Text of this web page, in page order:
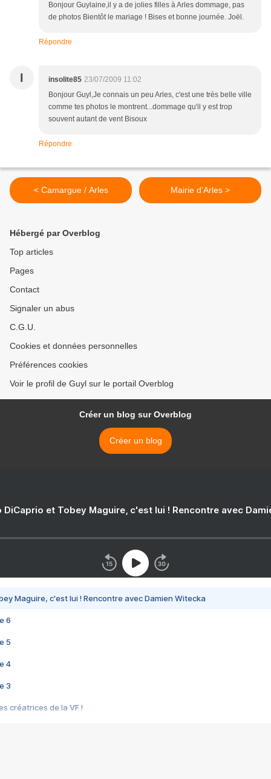
Bonjour Guylaine,il y a de jolies filles à Arles dommage, pas
de photos Bientôt le mariage ! Bises et bonne journée. Joël.
Répondre
I insolite85 23/07/2009 11:02
Bonjour Guyl,Je connais un peu Arles, c'est une très belle ville
comme tes photos le montrent...dommage qu'il y est trop
souvent autant de vent Bisoux
Répondre
< Camargue / Arles Mairie d'Arles >
Hébergé par Overblog
Top articles
Pages
Contact
Signaler un abus
C.G.U.
Cookies et données personnelles
Préférences cookies
Voir le profil de Guyl sur le portail Overblog
Créer un blog sur Overblog
Créer un blog
DiCaprio et Tobey Maguire, c'est lui ! Rencontre avec
Maguire, c'est lui ! Rencontre avec Damien Witecka
6
5
4
3
créatrices de la VF !